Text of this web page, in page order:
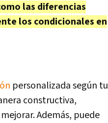
las diferencias
los condicionales en
personalizada según tu
constructiva,
Además, puede